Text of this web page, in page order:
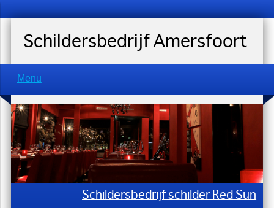
Schildersbedrijf Amersfoort
Menu
Schildersbedrijf schilder Red Sun